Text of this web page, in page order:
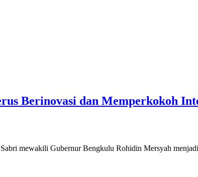
Berinovasi dan Memperkokoh
mewakili Gubernur Bengkulu Rohidin Mersyah